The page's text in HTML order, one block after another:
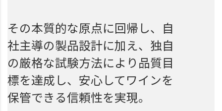
その本質的な原点に回帰し、自
社主導の製品設計に加え、独自
の厳格な試験方法により品質目
標を達成し、安心してワインを
保管できる信頼性を実現。